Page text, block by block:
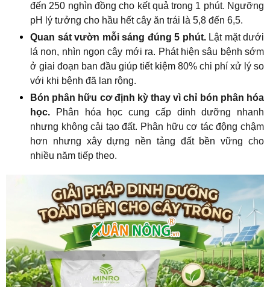
đến 250 nghìn đồng cho kết quả trong 1 phút. Ngưỡng
pH lý tưởng cho hầu hết cây ăn trái là 5,8 đến 6,5.
Quan sát vườn mỗi sáng đúng 5 phút.Lật mặt dưới
lá non, nhìn ngọn cây mới ra. Phát hiện sâu bệnh sớm
ở giai đoạn ban đầu giúp tiết kiệm 80% chi phí xử lý so
với khi bệnh đã lan rộng.
Bón phân hữu cơ định kỳ thay vì chỉ bón phân hóa
học. Phân hóa học cung cấp dinh dưỡng nhanh
nhưng không cải tạo đất. Phân hữu cơ tác động chậm
hơn nhưng xây dựng nền tảng đất bền vững cho
nhiều năm tiếp theo.